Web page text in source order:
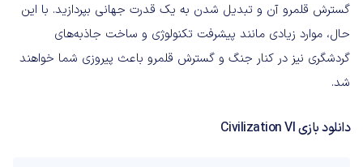
گسترش قلمرو آن و تبدیل شدن به یک قدرت جهانی بپردازید. با این
حال، موارد زیادی مانند پیشرفت تکنولوژی و ساخت جاذبه‌های
گردشگری نیز در کنار جنگ و گسترش قلمرو باعث پیروزی شما خواهند
شد.
دانلود بازی Civilization VI